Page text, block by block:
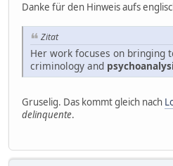
Danke für den Hinweis aufs
Zitat
Her work focuses on bringing
criminology and
Gruselig. Das kommt gleich nach
delinquente.